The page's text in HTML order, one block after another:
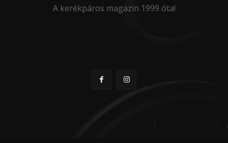
A kerékpáros magazin 1999 óta!